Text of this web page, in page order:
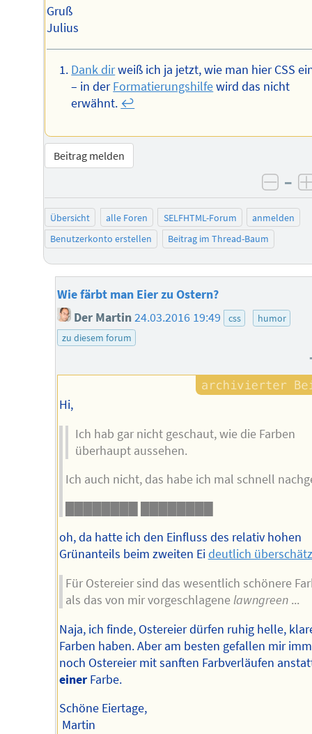
Gruß
Julius
Dank dirweiß ich ja jetzt, wie man hier CSS
– in derFormatierungshilfewird das nicht
erwähnt. ↩︎
Beitrag melden
–
Übersicht alle Foren SELFHTML-Forum
anmelden
Benutzerkonto erstellen
Beitrag im Thread-Baum
Wie färbt man Eier zu Ostern?
Der Martin24.03.2016 19:49 css
humor
zu diesem forum
Hi,
Ich hab gar nicht geschaut, wie die Farben
überhaupt aussehen.
Ich auch nicht, das habe ich mal schnell
oh, da hatte ich den Einfluss des relativ hohen
Grünanteils beim zweiten Eideutlich
Für Ostereier sind das wesentlich schönere
als das von mir vorgeschlagene lawngreen ...
Naja, ich finde, Ostereier dürfen ruhig helle,
Farben haben. Aber am besten gefallen mir
noch Ostereier mit sanften Farbverläufen
einerFarbe.
Schöne Eiertage,
Martin